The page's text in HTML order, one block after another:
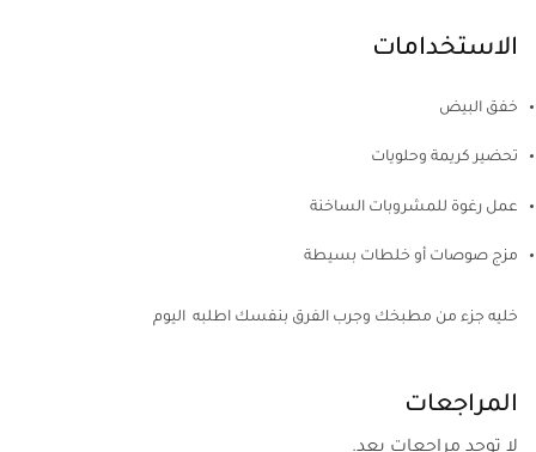
الاستخدامات
خفق البيض
تحضير كريمة وحلويات
عمل رغوة للمشروبات الساخنة
مزج صوصات أو خلطات بسيطة
خليه جزء من مطبخك وجرب الفرق بنفسك اطلبه اليوم
المراجعات